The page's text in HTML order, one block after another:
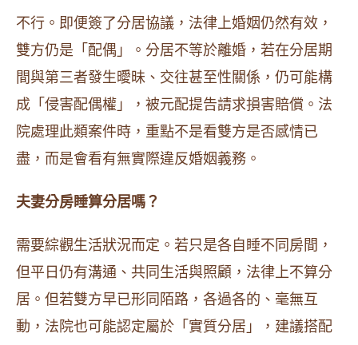
不行。即便簽了分居協議，法律上婚姻仍然有效，
雙方仍是「配偶」。分居不等於離婚，若在分居期
間與第三者發生曖昧、交往甚至性關係，仍可能構
成「侵害配偶權」，被元配提告請求損害賠償。法
院處理此類案件時，重點不是看雙方是否感情已
盡，而是會看有無實際違反婚姻義務。
夫妻分房睡算分居嗎？
需要綜觀生活狀況而定。若只是各自睡不同房間，
但平日仍有溝通、共同生活與照顧，法律上不算分
居。但若雙方早已形同陌路，各過各的、毫無互
動，法院也可能認定屬於「實質分居」，建議搭配